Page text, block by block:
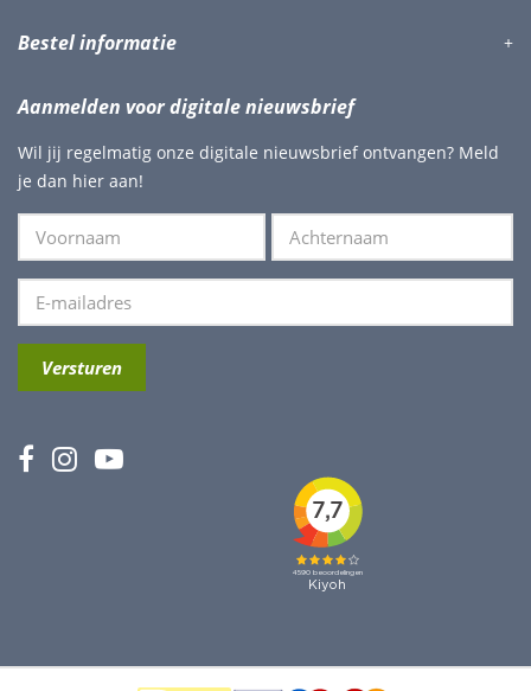
Bestel informatie
Aanmelden voor digitale nieuwsbrief
Wil jij regelmatig onze digitale nieuwsbrief ontvangen? Meld
je dan hier aan!